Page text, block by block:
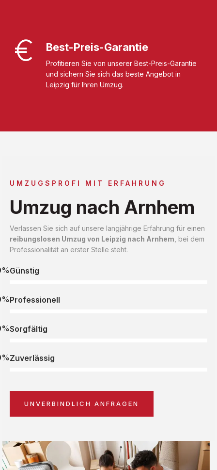
Best-Preis-Garantie
Profitieren Sie von unserer Best-Preis-Garantie
und sichern Sie sich das beste Angebot in
Leipzig für Ihren Umzug.
UMZUGSPROFI MIT ERFAHRUNG
Umzug nach Arnhem
Verlassen Sie sich auf unsere langjährige Erfahrung für einen
reibungslosen Umzug von Leipzig nach Arnhem , bei dem
Professionalität an erster Stelle steht.
Günstig
Professionell
Sorgfältig
Zuverlässig
UNVERBINDLICH ANFRAGEN